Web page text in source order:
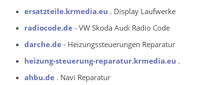
ersatzteile.krmedia.eu . Display Laufwerke
radiocode.de - VW Skoda Audi Radio Code
darche.de - Heizungssteuerungen Reparatur
heizung-steuerung-reparatur.krmedia.eu .
ahbu.de . Navi Reparatur